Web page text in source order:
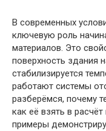
В современных
ключевую роль
материалов. Это
поверхность здания
стабилизируется
работают системы
разберёмся, почему
как её взять в
примеры